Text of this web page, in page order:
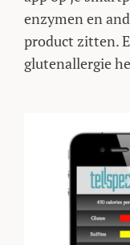
enzymen en
product zitten.
glutenallergie